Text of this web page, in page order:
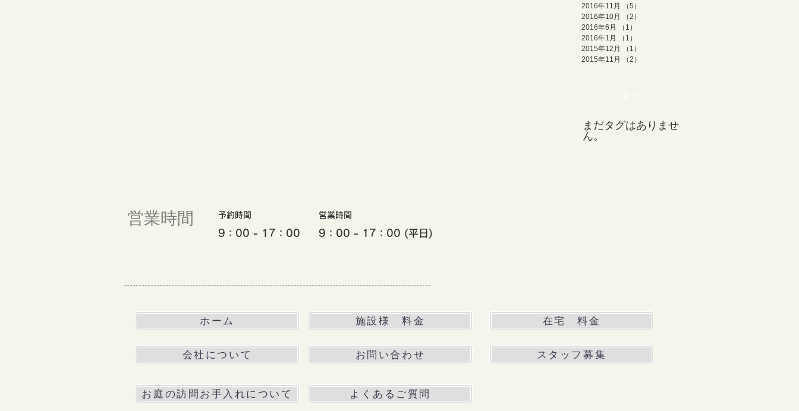
2016年11月
（5）
2016年10月
（2）
2016年6月
（1）
2016年1月
（1）
2015年12月
（1）
2015年11月
（2）
まだタグはありませ
ん。
営業時間 予約時間
9：00 - 17 ：00
営業時間
9：00 - 17：00 (平日)
ホーム 施設様 料金 在宅 料金
会社について お問い合わせ スタッフ募集
お庭の訪問お手入れについて よくあるご質問